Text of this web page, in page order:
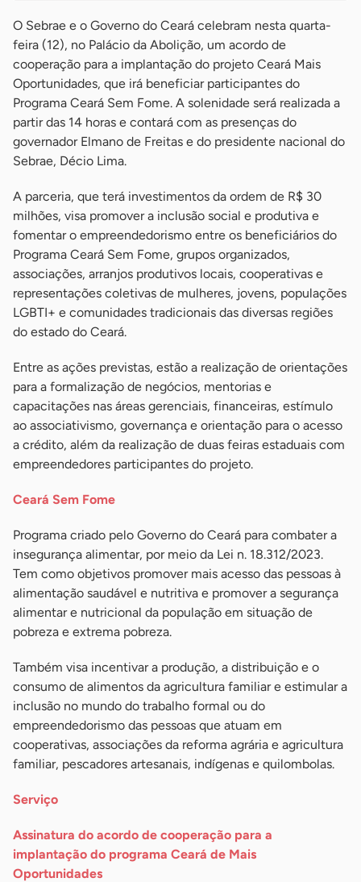
O Sebrae e o Governo do Ceará celebram nesta quarta-
feira (12), no Palácio da Abolição, um acordo de
cooperação para a implantação do projeto Ceará Mais
Oportunidades, que irá beneficiar participantes do
Programa Ceará Sem Fome. A solenidade será realizada a
partir das 14 horas e contará com as presenças do
governador Elmano de Freitas e do presidente nacional do
Sebrae, Décio Lima.
A parceria, que terá investimentos da ordem de R$ 30
milhões, visa promover a inclusão social e produtiva e
fomentar o empreendedorismo entre os beneficiários do
Programa Ceará Sem Fome, grupos organizados,
associações, arranjos produtivos locais, cooperativas e
representações coletivas de mulheres, jovens, populações
LGBTI+ e comunidades tradicionais das diversas regiões
do estado do Ceará.
Entre as ações previstas, estão a realização de orientações
para a formalização de negócios, mentorias e
capacitações nas áreas gerenciais, financeiras, estímulo
ao associativismo, governança e orientação para o acesso
a crédito, além da realização de duas feiras estaduais com
empreendedores participantes do projeto.
Ceará Sem Fome
Programa criado pelo Governo do Ceará para combater a
insegurança alimentar, por meio da Lei n. 18.312/2023.
Tem como objetivos promover mais acesso das pessoas à
alimentação saudável e nutritiva e promover a segurança
alimentar e nutricional da população em situação de
pobreza e extrema pobreza.
Também visa incentivar a produção, a distribuição e o
consumo de alimentos da agricultura familiar e estimular a
inclusão no mundo do trabalho formal ou do
empreendedorismo das pessoas que atuam em
cooperativas, associações da reforma agrária e agricultura
familiar, pescadores artesanais, indígenas e quilombolas.
Serviço
Assinatura do acordo de cooperação para a
implantação do programa Ceará de Mais
Oportunidades